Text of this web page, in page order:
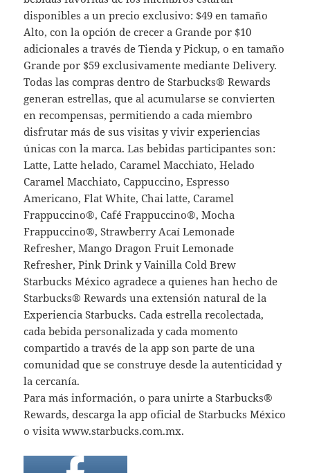
disponibles a un precio exclusivo: $49 en tamaño
Alto, con la opción de crecer a Grande por $10
adicionales a través de Tienda y Pickup, o en tamaño
Grande por $59 exclusivamente mediante Delivery.
Todas las compras dentro de Starbucks® Rewards
generan estrellas, que al acumularse se convierten
en recompensas, permitiendo a cada miembro
disfrutar más de sus visitas y vivir experiencias
únicas con la marca. Las bebidas participantes son:
Latte, Latte helado, Caramel Macchiato, Helado
Caramel Macchiato, Cappuccino, Espresso
Americano, Flat White, Chai latte, Caramel
Frappuccino®, Café Frappuccino®, Mocha
Frappuccino®, Strawberry Acaí Lemonade
Refresher, Mango Dragon Fruit Lemonade
Refresher, Pink Drink y Vainilla Cold Brew
Starbucks México agradece a quienes han hecho de
Starbucks® Rewards una extensión natural de la
Experiencia Starbucks. Cada estrella recolectada,
cada bebida personalizada y cada momento
compartido a través de la app son parte de una
comunidad que se construye desde la autenticidad y
la cercanía.
Para más información, o para unirte a Starbucks®
Rewards, descarga la app oficial de Starbucks México
o visita www.starbucks.com.mx.